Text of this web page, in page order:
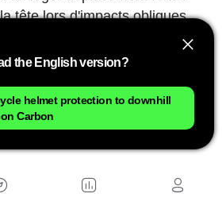
tête lors d'impacts obliques,
différentiel arrive avec
lumière arrière. Il ne s'agit pas
par la suite, mais d'un
le casque dès le départ.
fixe spécifiquement au
the English version?
helmet protection to downhill
Carbon